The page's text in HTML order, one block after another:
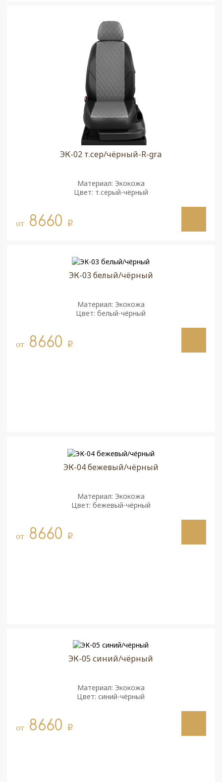
ЭК-02 т.сер/чёрный-R-gra
Материал: Экокожа
Цвет: т.серый-чёрный
от8660 q
ЭК-03 белый/чёрный
Материал: Экокожа
Цвет: белый-чёрный
от8660 q
ЭК-04 бежевый/чёрный
Материал: Экокожа
Цвет: бежевый-чёрный
от8660 q
ЭК-05 синий/чёрный
Материал: Экокожа
Цвет: синий-чёрный
от8660 q